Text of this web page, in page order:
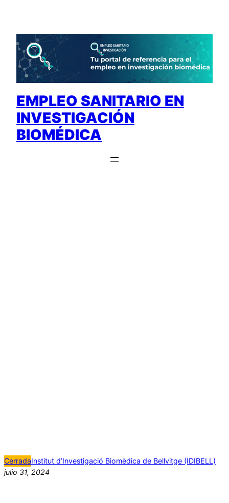
contenido
EMPLEO SANITARIO EN
INVESTIGACIÓN
BIOMÉDICA
CerradaInstitut d’Investigació Biomèdica de Bellvitge (IDIBELL)
julio 31, 2024